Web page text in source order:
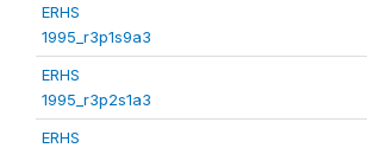
ERHS
1995_r3p1s9a3
ERHS
1995_r3p2s1a3
ERHS